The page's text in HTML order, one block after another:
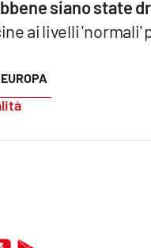
EUROPA
siano state
ai livelli 'normali'